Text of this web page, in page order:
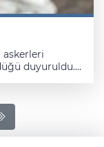
askerleri
duyuruldu.
hayatını
ise
trajik ölümü